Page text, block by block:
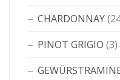
CHARDONNAY
PINOT GRIGIO (3)